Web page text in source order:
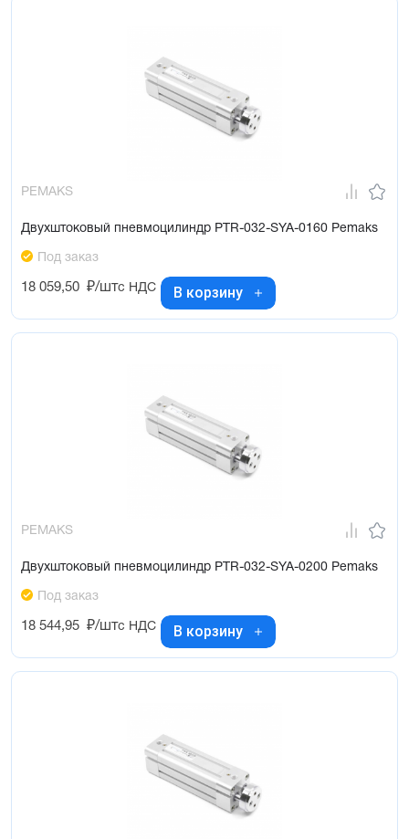
PEMAKS
Двухштоковый пневмоцилиндр PTR-032-SYA-0160 Pemaks
Под заказ
18 059,50 ₽/штс НДС В корзину
PEMAKS
Двухштоковый пневмоцилиндр PTR-032-SYA-0200 Pemaks
Под заказ
18 544,95 ₽/штс НДС В корзину